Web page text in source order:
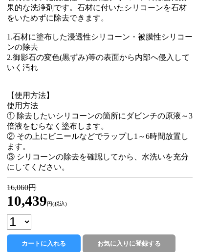
果的な洗浄剤です。石材に付いたシリコーンを石材
をいためずに除去できます。
1.石材に塗布した浸透性シリコーン・被膜性シリコー
ンの除去
2.御影石の変色(黒ずみ)等の表面から内部へ侵入して
いく汚れ
【使用方法】
使用方法
① 除去したいシリコーンの箇所にダビンチの原液～3
倍液をむらなく塗布します。
② その上にビニールなどでラップし1～6時間放置し
ます。
③ シリコーンの除去を確認してから、水洗いを充分
にしてください。
16,060円
10,439 円(税込)